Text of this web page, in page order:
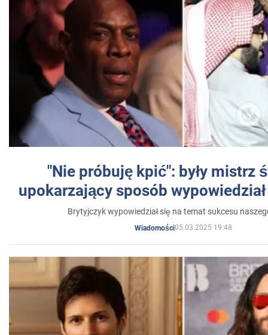
"Nie próbuję kpić": były mistrz
upokarzający sposób
Brytyjczyk wypowiedział się na temat sukcesu
Wiadomości05.03.2025 19:48